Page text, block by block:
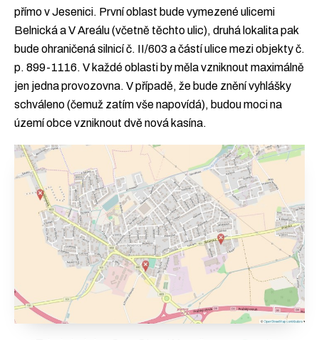
přímo v Jesenici. První oblast bude vymezené ulicemi
Belnická a V Areálu (včetně těchto ulic), druhá lokalita pak
bude ohraničená silnicí č. II/603 a částí ulice mezi objekty č.
p. 899-1116. V každé oblasti by měla vzniknout maximálně
jen jedna provozovna. V případě, že bude znění vyhlášky
schváleno (čemuž zatím vše napovídá), budou moci na
území obce vzniknout dvě nová kasína.